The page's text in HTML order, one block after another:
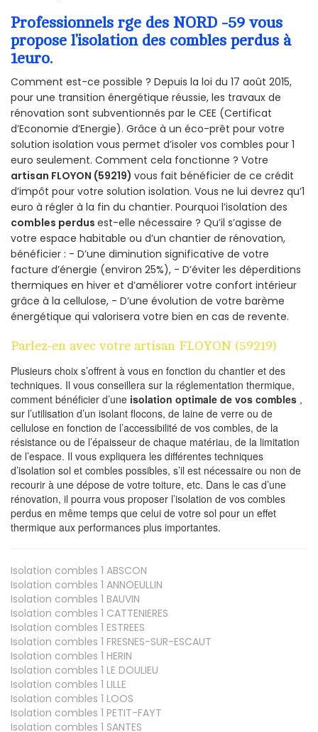
Professionnels rge des NORD -59 vous
propose l’isolation des combles perdus à
1euro.
Comment est-ce possible ? Depuis la loi du 17 août 2015,
pour une transition énergétique réussie, les travaux de
rénovation sont subventionnés par le CEE (Certificat
d’Economie d’Energie). Grâce à un éco-prêt pour votre
solution isolation vous permet d’isoler vos combles pour 1
euro seulement. Comment cela fonctionne ? Votre
artisan FLOYON (59219) vous fait bénéficier de ce crédit
d’impôt pour votre solution isolation. Vous ne lui devrez qu’1
euro à régler à la fin du chantier. Pourquoi l’isolation des
combles perdus est-elle nécessaire ? Qu’il s’agisse de
votre espace habitable ou d’un chantier de rénovation,
bénéficier : - D’une diminution significative de votre
facture d’énergie (environ 25%), - D’éviter les déperditions
thermiques en hiver et d’améliorer votre confort intérieur
grâce à la cellulose, - D’une évolution de votre barème
énergétique qui valorisera votre bien en cas de revente.
Parlez-en avec votre artisan FLOYON (59219)
Plusieurs choix s’offrent à vous en fonction du chantier et des
techniques. Il vous conseillera sur la réglementation thermique,
comment bénéficier d’une isolation optimale de vos combles ,
sur l’utilisation d’un isolant flocons, de laine de verre ou de
cellulose en fonction de l’accessibilité de vos combles, de la
résistance ou de l’épaisseur de chaque matériau, de la limitation
de l’espace. Il vous expliquera les différentes techniques
d’isolation sol et combles possibles, s’il est nécessaire ou non de
recourir à une dépose de votre toiture, etc. Dans le cas d’une
rénovation, il pourra vous proposer l’isolation de vos combles
perdus en même temps que celui de votre sol pour un effet
thermique aux performances plus importantes.
Isolation combles 1 ABSCON
Isolation combles 1 ANNOEULLIN
Isolation combles 1 BAUVIN
Isolation combles 1 CATTENIERES
Isolation combles 1 ESTREES
Isolation combles 1 FRESNES-SUR-ESCAUT
Isolation combles 1 HERIN
Isolation combles 1 LE DOULIEU
Isolation combles 1 LILLE
Isolation combles 1 LOOS
Isolation combles 1 PETIT-FAYT
Isolation combles 1 SANTES